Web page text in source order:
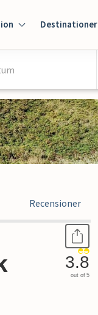
Destinationer
Recensioner
3.8
out of 5